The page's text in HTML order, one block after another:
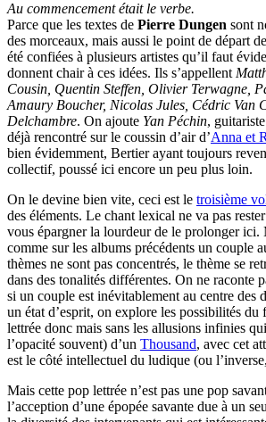
Au commencement était le verbe.
Parce que les textes de Pierre Dungen sont
des morceaux, mais aussi le point de départ
été confiées à plusieurs artistes qu’il faut
donnent chair à ces idées. Ils s’appellent
Cousin, Quentin Steffen, Olivier Terwagne,
Amaury Boucher, Nicolas Jules, Cédric Van
Delchambre. On ajoute Yan Péchin,
déjà rencontré sur le coussin d’air d’Anna et
bien évidemment, Bertier ayant toujours
collectif, poussé ici encore un peu plus loin.
On le devine bien vite, ceci est le troisième
des éléments. Le chant lexical ne va pas
vous épargner la lourdeur de le prolonger ici.
comme sur les albums précédents un couple
thèmes ne sont pas concentrés, le thème se
dans des tonalités différentes. On ne raconte
si un couple est inévitablement au centre des
un état d’esprit, on explore les possibilités du
lettrée donc mais sans les allusions infinies
l’opacité souvent) d’un Thousand, avec cet
est le côté intellectuel du ludique (ou
Mais cette pop lettrée n’est pas une pop
l’acception d’une épopée savante due à un